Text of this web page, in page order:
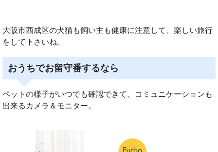
大阪市西成区の犬猫も飼い主も健康に注意して、楽しい旅行
をして下さいね。
おうちでお留守番するなら
ペットの様子がいつでも確認できて、コミュニケーションも
出来るカメラ＆モニター。